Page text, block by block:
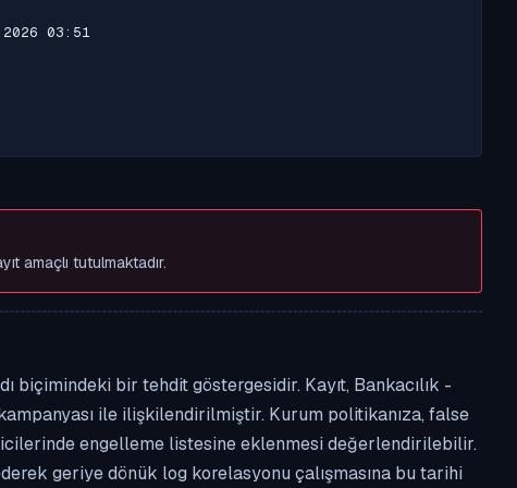
03:51
amaçlı tutulmaktadır.
biçimindeki bir tehdit göstergesidir. Kayıt, Bankacılık -
ile ilişkilendirilmiştir. Kurum politikanıza, false
engelleme listesine eklenmesi değerlendirilebilir.
geriye dönük log korelasyonu çalışmasına bu tarihi